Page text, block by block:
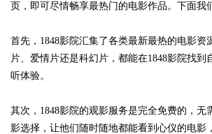
页，即可尽情畅享最热门的电影作品。下面我
首先，1848影院汇集了各类最新最热的电影
片、爱情片还是科幻片，都能在1848影院找
听体验。
其次，1848影院的观影服务是完全免费的，
影选择，让他们随时随地都能看到心仪的电